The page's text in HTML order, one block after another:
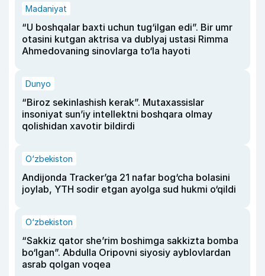
Madaniyat
“U boshqalar baxti uchun tug‘ilgan edi”. Bir umr
otasini kutgan aktrisa va dublyaj ustasi Rimma
Ahmedovaning sinovlarga to‘la hayoti
Dunyo
“Biroz sekinlashish kerak”. Mutaxassislar
insoniyat sun’iy intellektni boshqara olmay
qolishidan xavotir bildirdi
O‘zbekiston
Andijonda Tracker’ga 21 nafar bog‘cha bolasini
joylab, YTH sodir etgan ayolga sud hukmi o‘qildi
O‘zbekiston
“Sakkiz qator she’rim boshimga sakkizta bomba
bo‘lgan”. Abdulla Oripovni siyosiy ayblovlardan
asrab qolgan voqea